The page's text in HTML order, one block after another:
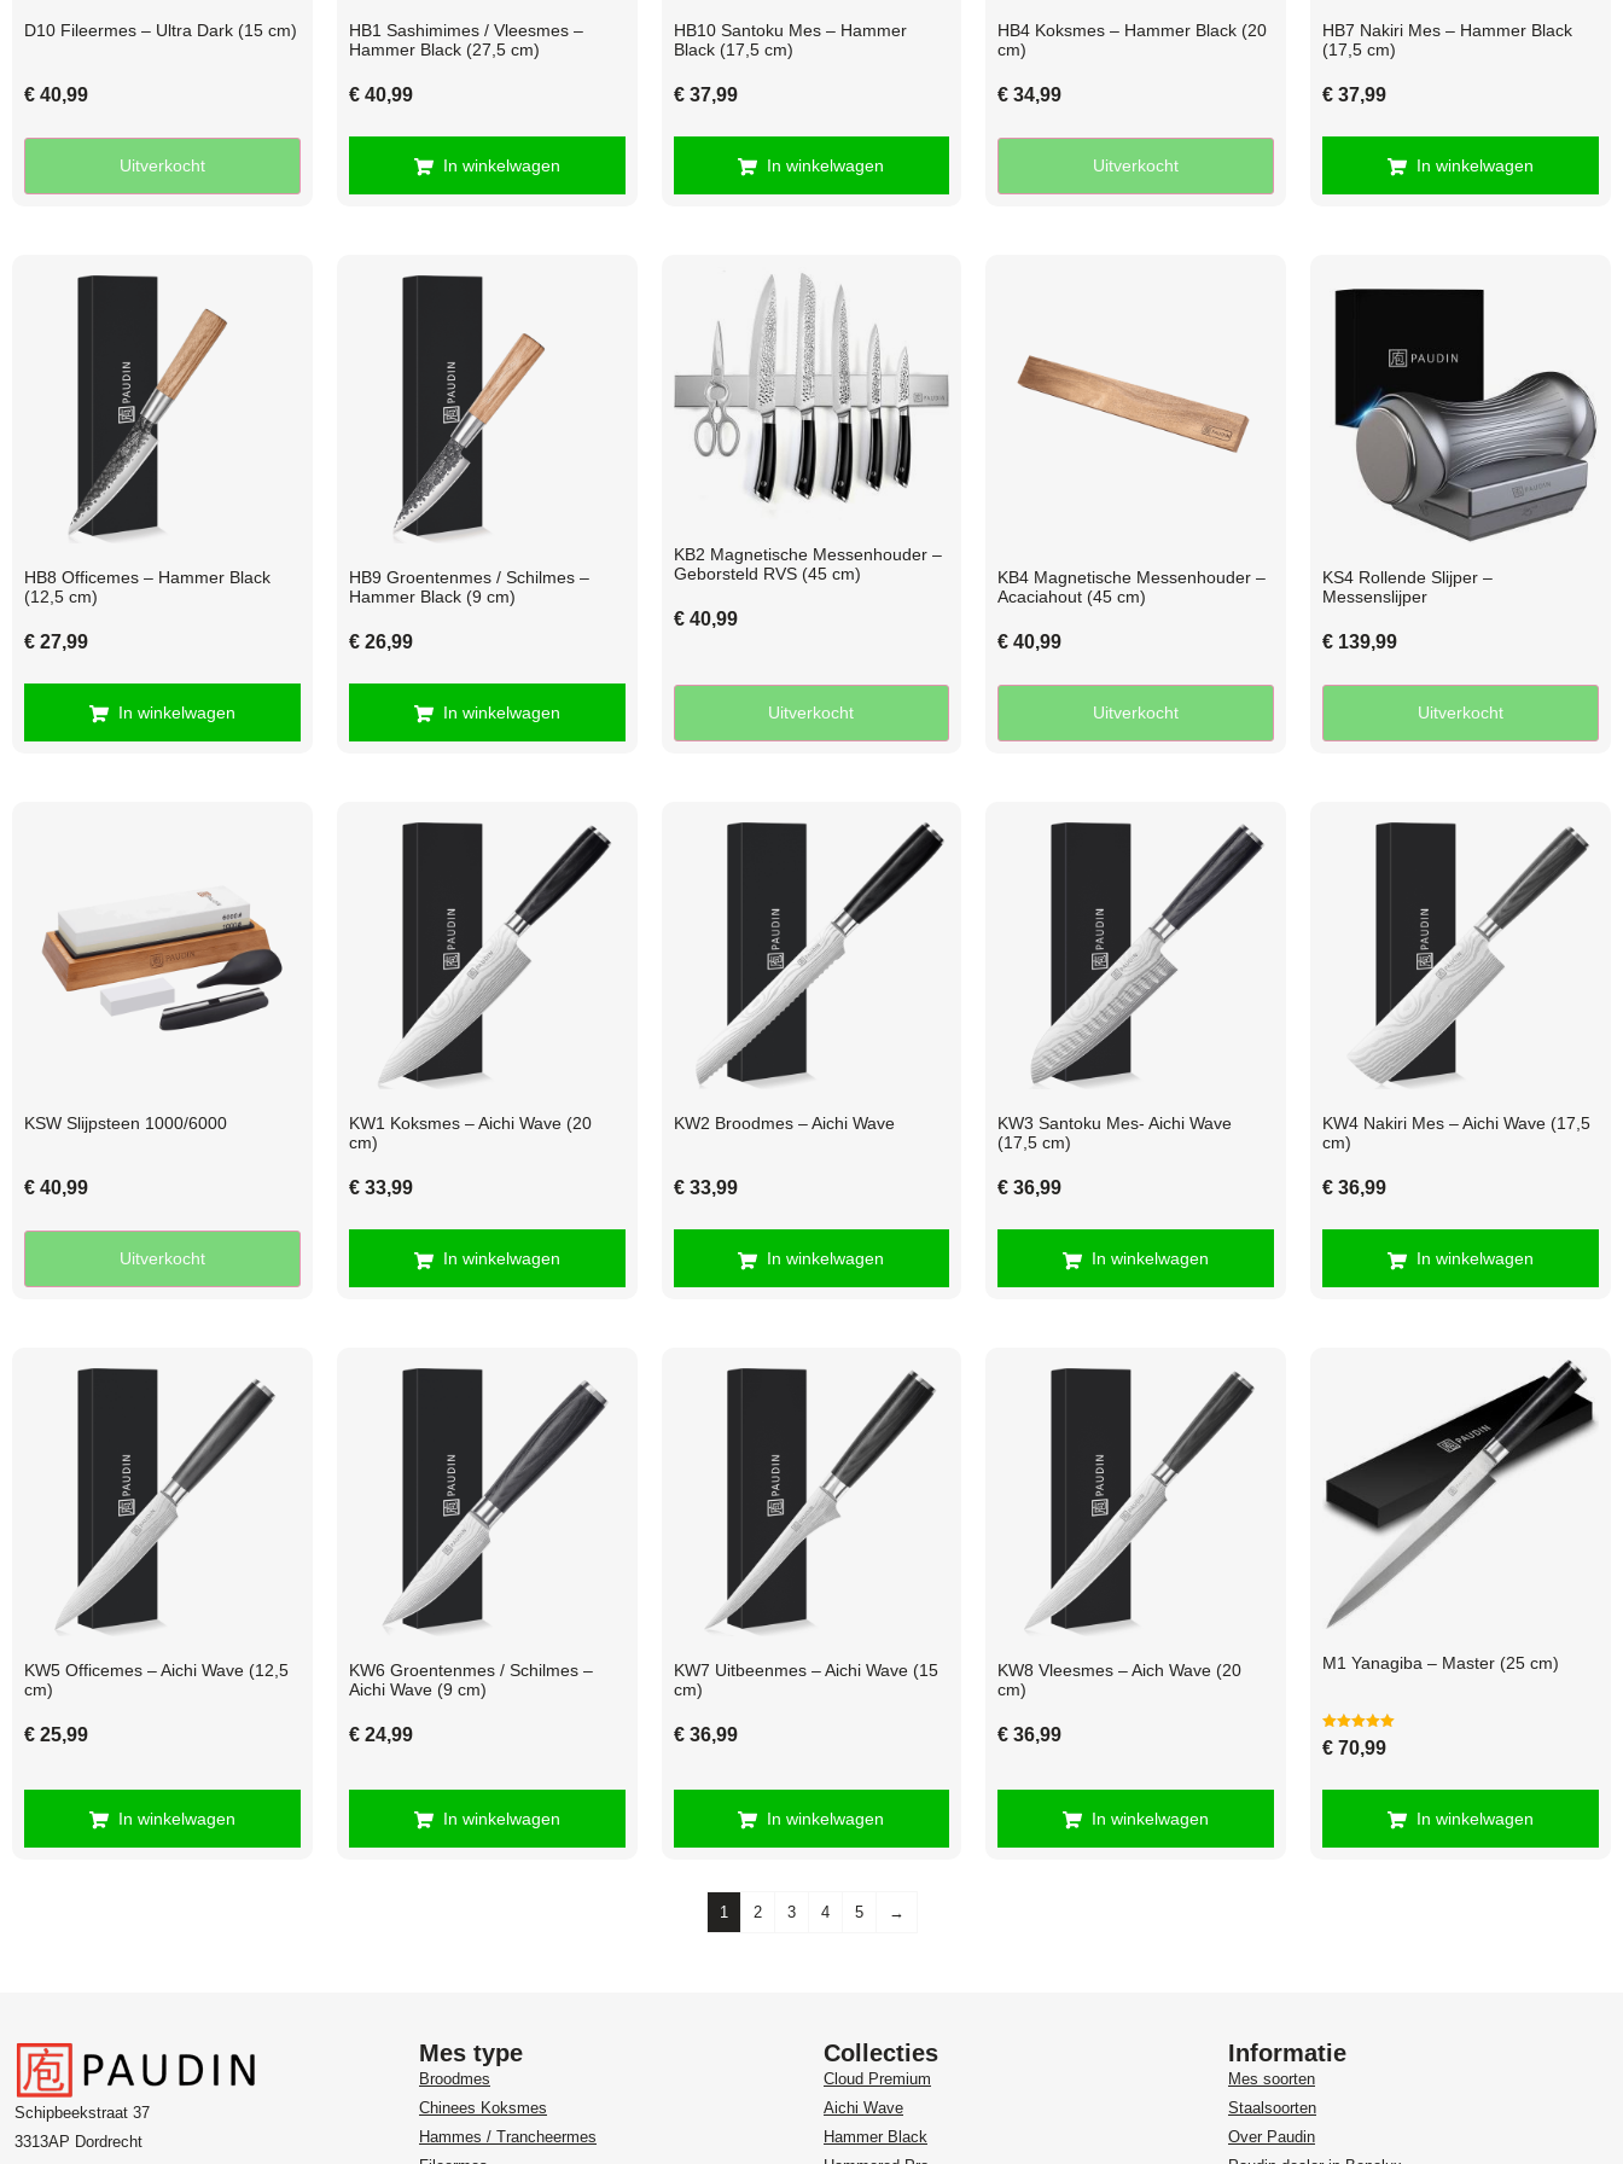
D10 Fileermes – Ultra Dark (15 cm)
€ 40,99
Uitverkocht
HB1 Sashimimes / Vleesmes –
Hammer Black (27,5 cm)
€40,99
In winkelwagen
HB10 Santoku Mes – Hammer
Black (17,5 cm)
€37,99
In winkelwagen
HB4 Koksmes – Hammer Black (20
cm)
€ 34,99
Uitverkocht
HB7 Nakiri Mes – Hammer Black
(17,5 cm)
€ 37,99
In winkelwagen
HB8 Officemes – Hammer Black
(12,5 cm)
€ 27,99
In winkelwagen
HB9 Groentenmes / Schilmes –
Hammer Black (9 cm)
€26,99
In winkelwagen
KB2 Magnetische Messenhouder –
Geborsteld RVS (45 cm)
€40,99
Uitverkocht
KB4 Magnetische Messenhouder –
Acaciahout (45 cm)
€ 40,99
Uitverkocht
KS4 Rollende Slijper –
Messenslijper
€ 139,99
Uitverkocht
KSW Slijpsteen 1000/6000
€ 40,99
Uitverkocht
KW1 Koksmes – Aichi Wave (20
cm)
€33,99
In winkelwagen
KW2 Broodmes – Aichi Wave
€33,99
In winkelwagen
KW3 Santoku Mes- Aichi Wave
(17,5 cm)
€ 36,99
In winkelwagen
KW4 Nakiri Mes – Aichi Wave (17,5
cm)
€ 36,99
In winkelwagen
KW5 Officemes – Aichi Wave (12,5
cm)
€ 25,99
In winkelwagen
KW6 Groentenmes / Schilmes –
Aichi Wave (9 cm)
€24,99
In winkelwagen
KW7 Uitbeenmes – Aichi Wave (15
cm)
€36,99
In winkelwagen
KW8 Vleesmes – Aich Wave (20
cm)
€ 36,99
In winkelwagen
M1 Yanagiba – Master (25 cm)
Gewaardeerd
5.00
€ 70,99
In winkelwagen
1 2 3 4 5 →
Schipbeekstraat 37
3313AP Dordrecht
Mes type
Broodmes
Chinees Koksmes
Hammes / Trancheermes
Collecties
Cloud Premium
Aichi Wave
Hammer Black
Informatie
Mes soorten
Staalsoorten
Over Paudin